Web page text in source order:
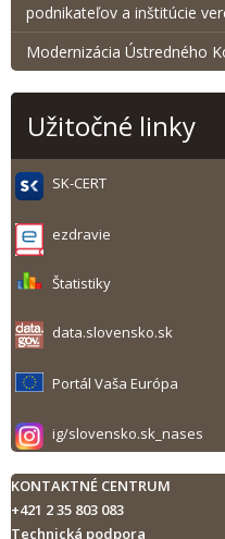
podnikateľov a inštitúcie
Modernizácia Ústredného
Užitočné linky
SK-CERT
ezdravie
Štatistiky
data.slovensko.sk
Portál Vaša Európa
ig/slovensko.sk_nases
KONTAKTNÉ CENTRUM
+421 2 35 803 083
Technická podpora